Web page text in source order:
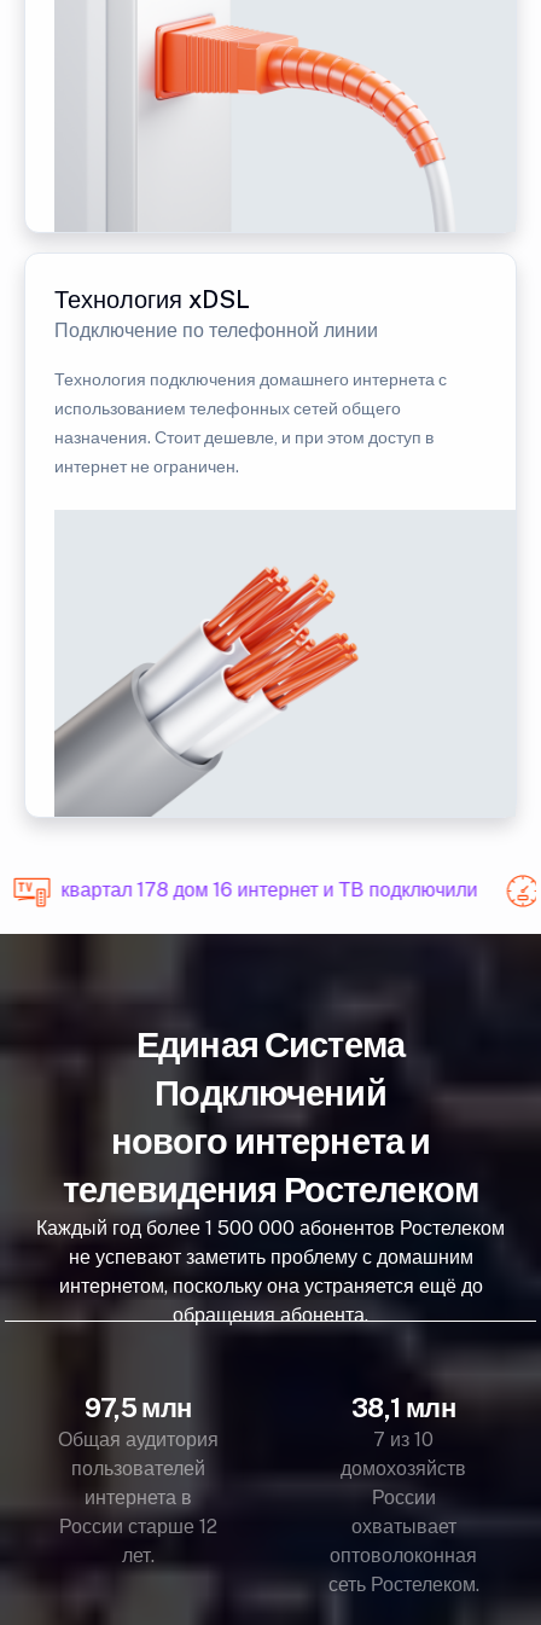
Технология xDSL
Подключение по телефонной линии
Технология подключения домашнего интернета с
использованием телефонных сетей общего
назначения. Стоит дешевле, и при этом доступ в
интернет не ограничен.
квартал 178 дом 16 интернет и ТВ подключили
Единая Система
Подключений
нового интернета и
телевидения Ростелеком
Каждый год более 1 500 000 абонентов Ростелеком
не успевают заметить проблему с домашним
интернетом, поскольку она устраняется ещё до
обращения абонента.
97,5 млн
Общая аудитория
пользователей
интернета в
России старше 12
лет.
38,1 млн
7 из 10
домохозяйств
России
охватывает
оптоволоконная
сеть Ростелеком.